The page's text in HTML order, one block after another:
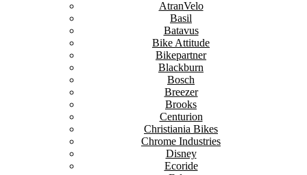
AtranVelo
Basil
Batavus
Bike Attitude
Bikepartner
Blackburn
Bosch
Breezer
Brooks
Centurion
Christiania Bikes
Chrome Industries
Disney
Ecoride